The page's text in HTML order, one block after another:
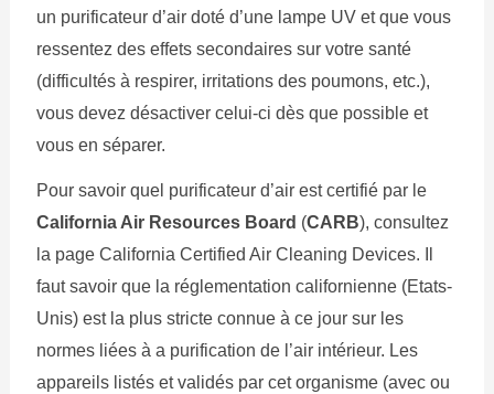
un purificateur d’air doté d’une lampe UV et que vous
ressentez des effets secondaires sur votre santé
(difficultés à respirer, irritations des poumons, etc.),
vous devez désactiver celui-ci dès que possible et
vous en séparer.
Pour savoir quel purificateur d’air est certifié par le
California Air Resources Board (CARB), consultez
la page California Certified Air Cleaning Devices. Il
faut savoir que la réglementation californienne (Etats-
Unis) est la plus stricte connue à ce jour sur les
normes liées à a purification de l’air intérieur. Les
appareils listés et validés par cet organisme (avec ou